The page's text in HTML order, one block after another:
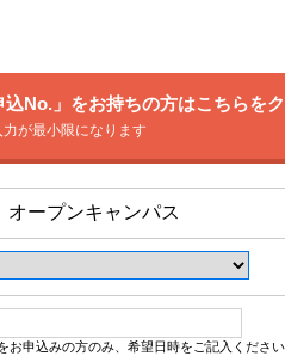
No.」をお持ちの方はこちらを
が最小限になります
ープンキャンパス
お申込みの方のみ、希望日時をご記入くださ